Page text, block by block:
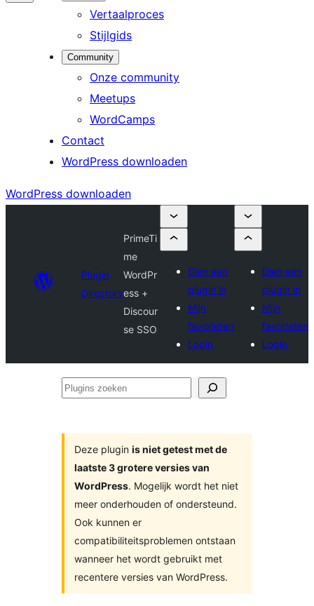
Vertaalproces
Stijlgids
Community
Onze community
Meetups
WordCamps
Contact
WordPress downloaden
WordPress downloaden
Plugin
Directory
PrimeTi
me
WordPr
ess +
Discour
se SSO
Dien een
plugin in
Mijn
favorieten
Login
Dien een
plugin in
Mijn
favorieten
Login
Plugins
Deze plugin is niet getest met de
laatste 3 grotere versies van
WordPress. Mogelijk wordt het niet
meer onderhouden of ondersteund.
Ook kunnen er
compatibiliteitsproblemen ontstaan
wanneer het wordt gebruikt met
recentere versies van WordPress.